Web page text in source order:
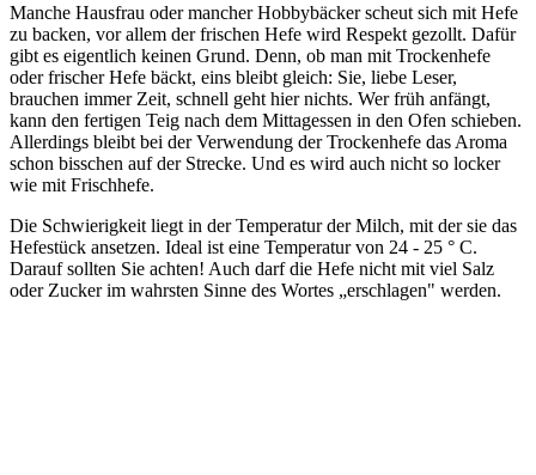
Manche Hausfrau oder mancher Hobbybäcker scheut sich mit Hefe
zu backen, vor allem der frischen Hefe wird Respekt gezollt. Dafür
gibt es eigentlich keinen Grund. Denn, ob man mit Trockenhefe
oder frischer Hefe bäckt, eins bleibt gleich: Sie, liebe Leser,
brauchen immer Zeit, schnell geht hier nichts. Wer früh anfängt,
kann den fertigen Teig nach dem Mittagessen in den Ofen schieben.
Allerdings bleibt bei der Verwendung der Trockenhefe das Aroma
schon bisschen auf der Strecke. Und es wird auch nicht so locker
wie mit Frischhefe.
Die Schwierigkeit liegt in der Temperatur der Milch, mit der sie das
Hefestück ansetzen. Ideal ist eine Temperatur von 24 - 25 ° C.
Darauf sollten Sie achten! Auch darf die Hefe nicht mit viel Salz
oder Zucker im wahrsten Sinne des Wortes „erschlagen" werden.